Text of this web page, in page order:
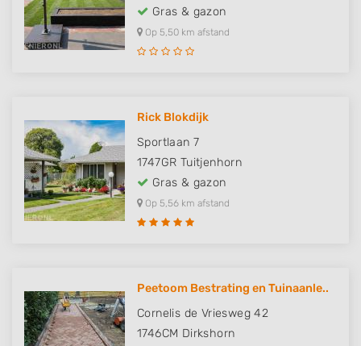
Gras & gazon
Op 5,50 km afstand
Rick Blokdijk
Sportlaan 7
1747GR Tuitjenhorn
Gras & gazon
Op 5,56 km afstand
Peetoom Bestrating en Tuinaanle..
Cornelis de Vriesweg 42
1746CM Dirkshorn